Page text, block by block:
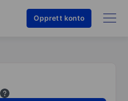
Opprett konto